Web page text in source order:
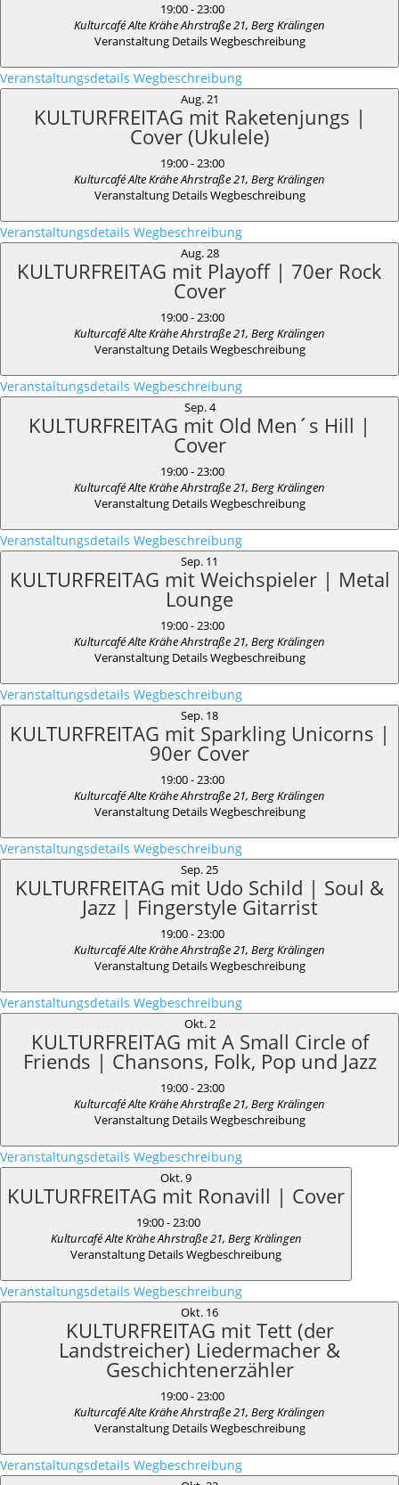
19:00-23:00
Kulturcafé Alte Krähe
Ahrstraße 21, Berg Krälingen
Veranstaltung DetailsWegbeschreibung
Veranstaltungsdetails Wegbeschreibung
Aug.21
KULTURFREITAG mit Raketenjungs |
Cover (Ukulele)
19:00-23:00
Kulturcafé Alte Krähe
Ahrstraße 21, Berg Krälingen
Veranstaltung DetailsWegbeschreibung
Veranstaltungsdetails Wegbeschreibung
Aug.28
KULTURFREITAG mit Playoff | 70er Rock
Cover
19:00-23:00
Kulturcafé Alte Krähe
Ahrstraße 21, Berg Krälingen
Veranstaltung DetailsWegbeschreibung
Veranstaltungsdetails Wegbeschreibung
Sep.4
KULTURFREITAG mit Old Men´s Hill |
Cover
19:00-23:00
Kulturcafé Alte Krähe
Ahrstraße 21, Berg Krälingen
Veranstaltung DetailsWegbeschreibung
Veranstaltungsdetails Wegbeschreibung
Sep. 11
KULTURFREITAG mit Weichspieler | Metal
Lounge
19:00-23:00
Kulturcafé Alte Krähe
Ahrstraße 21, Berg Krälingen
Veranstaltung DetailsWegbeschreibung
Veranstaltungsdetails Wegbeschreibung
Sep. 18
KULTURFREITAG mit Sparkling Unicorns |
90er Cover
19:00-23:00
Kulturcafé Alte Krähe
Ahrstraße 21, Berg Krälingen
Veranstaltung DetailsWegbeschreibung
Veranstaltungsdetails Wegbeschreibung
Sep.25
KULTURFREITAG mit Udo Schild | Soul &
Jazz | Fingerstyle Gitarrist
19:00-23:00
Kulturcafé Alte Krähe
Ahrstraße 21, Berg Krälingen
Veranstaltung DetailsWegbeschreibung
Veranstaltungsdetails Wegbeschreibung
Okt.2
KULTURFREITAG mit A Small Circle of
Friends | Chansons, Folk, Pop und Jazz
19:00-23:00
Kulturcafé Alte Krähe
Ahrstraße 21, Berg Krälingen
Veranstaltung DetailsWegbeschreibung
Veranstaltungsdetails Wegbeschreibung
Okt.9
KULTURFREITAG mit Ronavill | Cover
19:00-23:00
Kulturcafé Alte Krähe
Ahrstraße 21, Berg Krälingen
Veranstaltung DetailsWegbeschreibung
Veranstaltungsdetails Wegbeschreibung
Okt. 16
KULTURFREITAG mit Tett (der
Landstreicher) Liedermacher &
Geschichtenerzähler
19:00-23:00
Kulturcafé Alte Krähe
Ahrstraße 21, Berg Krälingen
Veranstaltung DetailsWegbeschreibung
Veranstaltungsdetails Wegbeschreibung